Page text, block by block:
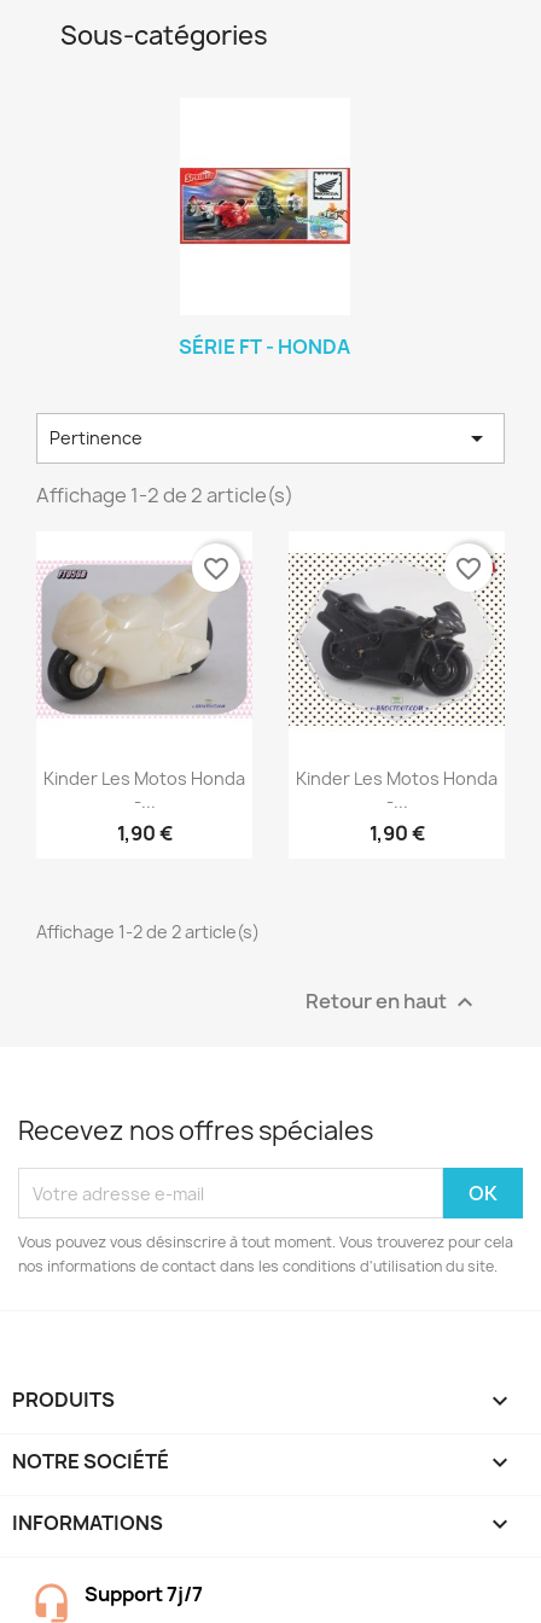
Sous-catégories
SÉRIE FT - HONDA
Pertinence 
Affichage 1-2 de 2 article(s)
Aperçu rapide
Kinder Les Motos Honda
-...
1,90 €
favorite_border
Aperçu rapide
Kinder Les Motos Honda
-...
1,90 €
favorite_border
Affichage 1-2 de 2 article(s)
Retour en haut 
Recevez nos offres spéciales
Vous pouvez vous désinscrire à tout moment. Vous trouverez pour cela
nos informations de contact dans les conditions d'utilisation du site.
PRODUITS 
NOTRE SOCIÉTÉ 
INFORMATIONS keyboard_arrow_down
Support 7j/7